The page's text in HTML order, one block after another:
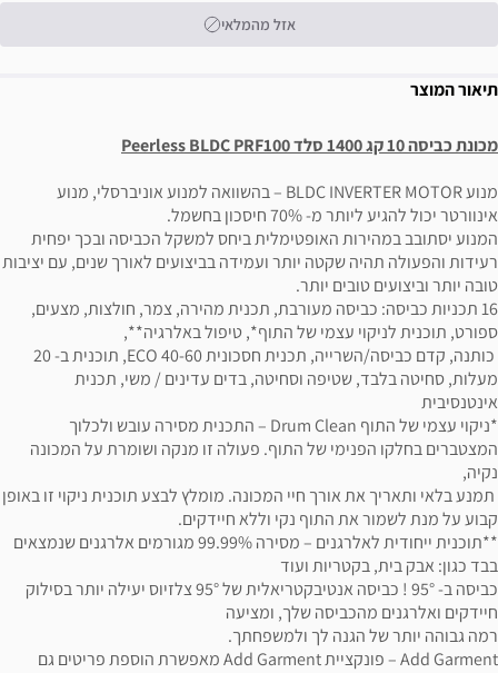
אזל מהמלאי
תיאור המוצר
מכונת כביסה 10 קג 1400 סלד Peerless BLDC PRF100
מנוע BLDC INVERTER MOTOR – בהשוואה למנוע אוניברסלי, מנוע
אינוורטר יכול להגיע ליותר מ- 70% חיסכון בחשמל.
המנוע יסתובב במהירות האופטימלית ביחס למשקל הכביסה ובכך יפחית
רעידות והפעולה תהיה שקטה יותר ועמידה בביצועים לאורך שנים, עם יציבות
טובה יותר וביצועים טובים יותר.
16 תכניות כביסה: כביסה מעורבת, תכנית מהירה, צמר, חולצות, מצעים,
ספורט, תוכנית לניקוי עצמי של התוף*, טיפול באלרגיה**,
כותנה, קדם כביסה/השרייה, תכנית חסכונית ECO 40-60, תוכנית ב- 20
מעלות, סחיטה בלבד, שטיפה וסחיטה, בדים עדינים / משי, תכנית
אינטנסיבית
*ניקוי עצמי של התוף Drum Clean – התכנית מסירה עובש ולכלוך
המצטברים בחלקו הפנימי של התוף. פעולה זו מנקה ושומרת על המכונה
נקיה,
תמנע בלאי ותאריך את אורך חיי המכונה. מומלץ לבצע תוכנית ניקוי זו באופן
קבוע על מנת לשמור את התוף נקי וללא חיידקים.
**תוכנית ייחודית לאלרגנים – מסירה 99.99% מגורמים אלרגנים שנמצאים
בבד כגון: אבק בית, בקטריות ועוד
כביסה ב- 95° ! כביסה אנטיבקטריאלית של 95° צלזיוס יעילה יותר בסילוק
חיידקים ואלרגנים מהכביסה שלך, ומציעה
רמה גבוהה יותר של הגנה לך ולמשפחתך.
Add Garment – פונקציית Add Garment מאפשרת הוספת פריטים גם